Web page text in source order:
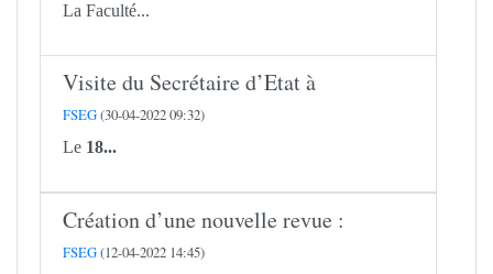
La Faculté...
Visite du Secrétaire d’Etat à
FSEG(30-04-2022 09:32)
Le 18...
Création d’une nouvelle revue :
FSEG(12-04-2022 14:45)